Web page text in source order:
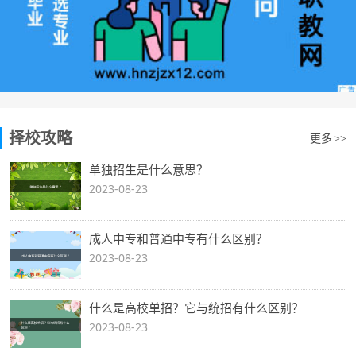
择校攻略 更多 >>
单独招生是什么意思？
2023-08-23
成人中专和普通中专有什么区别？
2023-08-23
什么是高校单招？它与统招有什么区别？
2023-08-23